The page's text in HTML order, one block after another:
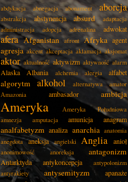
abdykacja abnegacja abonament aborcja
abstrakcja abstynencja absurd
adaptacja
administracja
adopcja adrenalina adwokat
afera Afganistan afront Afryka agent
agresja akcent akceptacja aklamacja aksjomat
aktor aktualność aktywizm aktywność alarm
Alaska Albania alchemia alergia alfabet
algorytm alkohol alternatywa
amator
Amazonia
ambasador ambicja
Ameryka
Ameryka Południowa
amnezja
amputacja amunicja anagram
analfabetyzm analiza anarchia anatomia
anegdota
aneksja angielski Anglia anioł
anonimowość anoreksja antagonizm
Antarktyda antykoncepcja
antypolonizm
antyrakiety
antysemityzm apanaże